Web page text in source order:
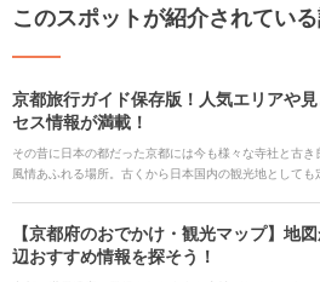
このスポットが紹介されてい
京都旅行ガイド保存版！人気エリアや
セス情報が満載！
その昔に日本の都だった京都には今も様々な寺社と古き
風情あふれる場所。古くから日本国内の観光地として
のハイライトは「京の舞台」で有名な清水寺や、金箔
西日本随一の景勝地である嵐山、風情あふれる祇園の町
【京都府のおでかけ・観光マップ】地
辺おすすめ情報を探そう！